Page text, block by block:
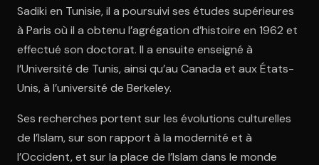
Ouvre l'app Appareil photo, pointe sur le code. C'est gratuit à
Sadiki en Tunisie, il a poursuivi ses études supérieures
à Paris où il a obtenu l’agrégation d’histoire en 1962 et
effectué son doctorat. Il a ensuite enseigné à
l’Université de Tunis, ainsi qu’au Canada et aux États-
Unis, à l’université de Berkeley.
Ses recherches portent sur les évolutions culturelles
de l’Islam, sur son rapport à la modernité et à
l’Occident, et sur la place de l’Islam dans le monde